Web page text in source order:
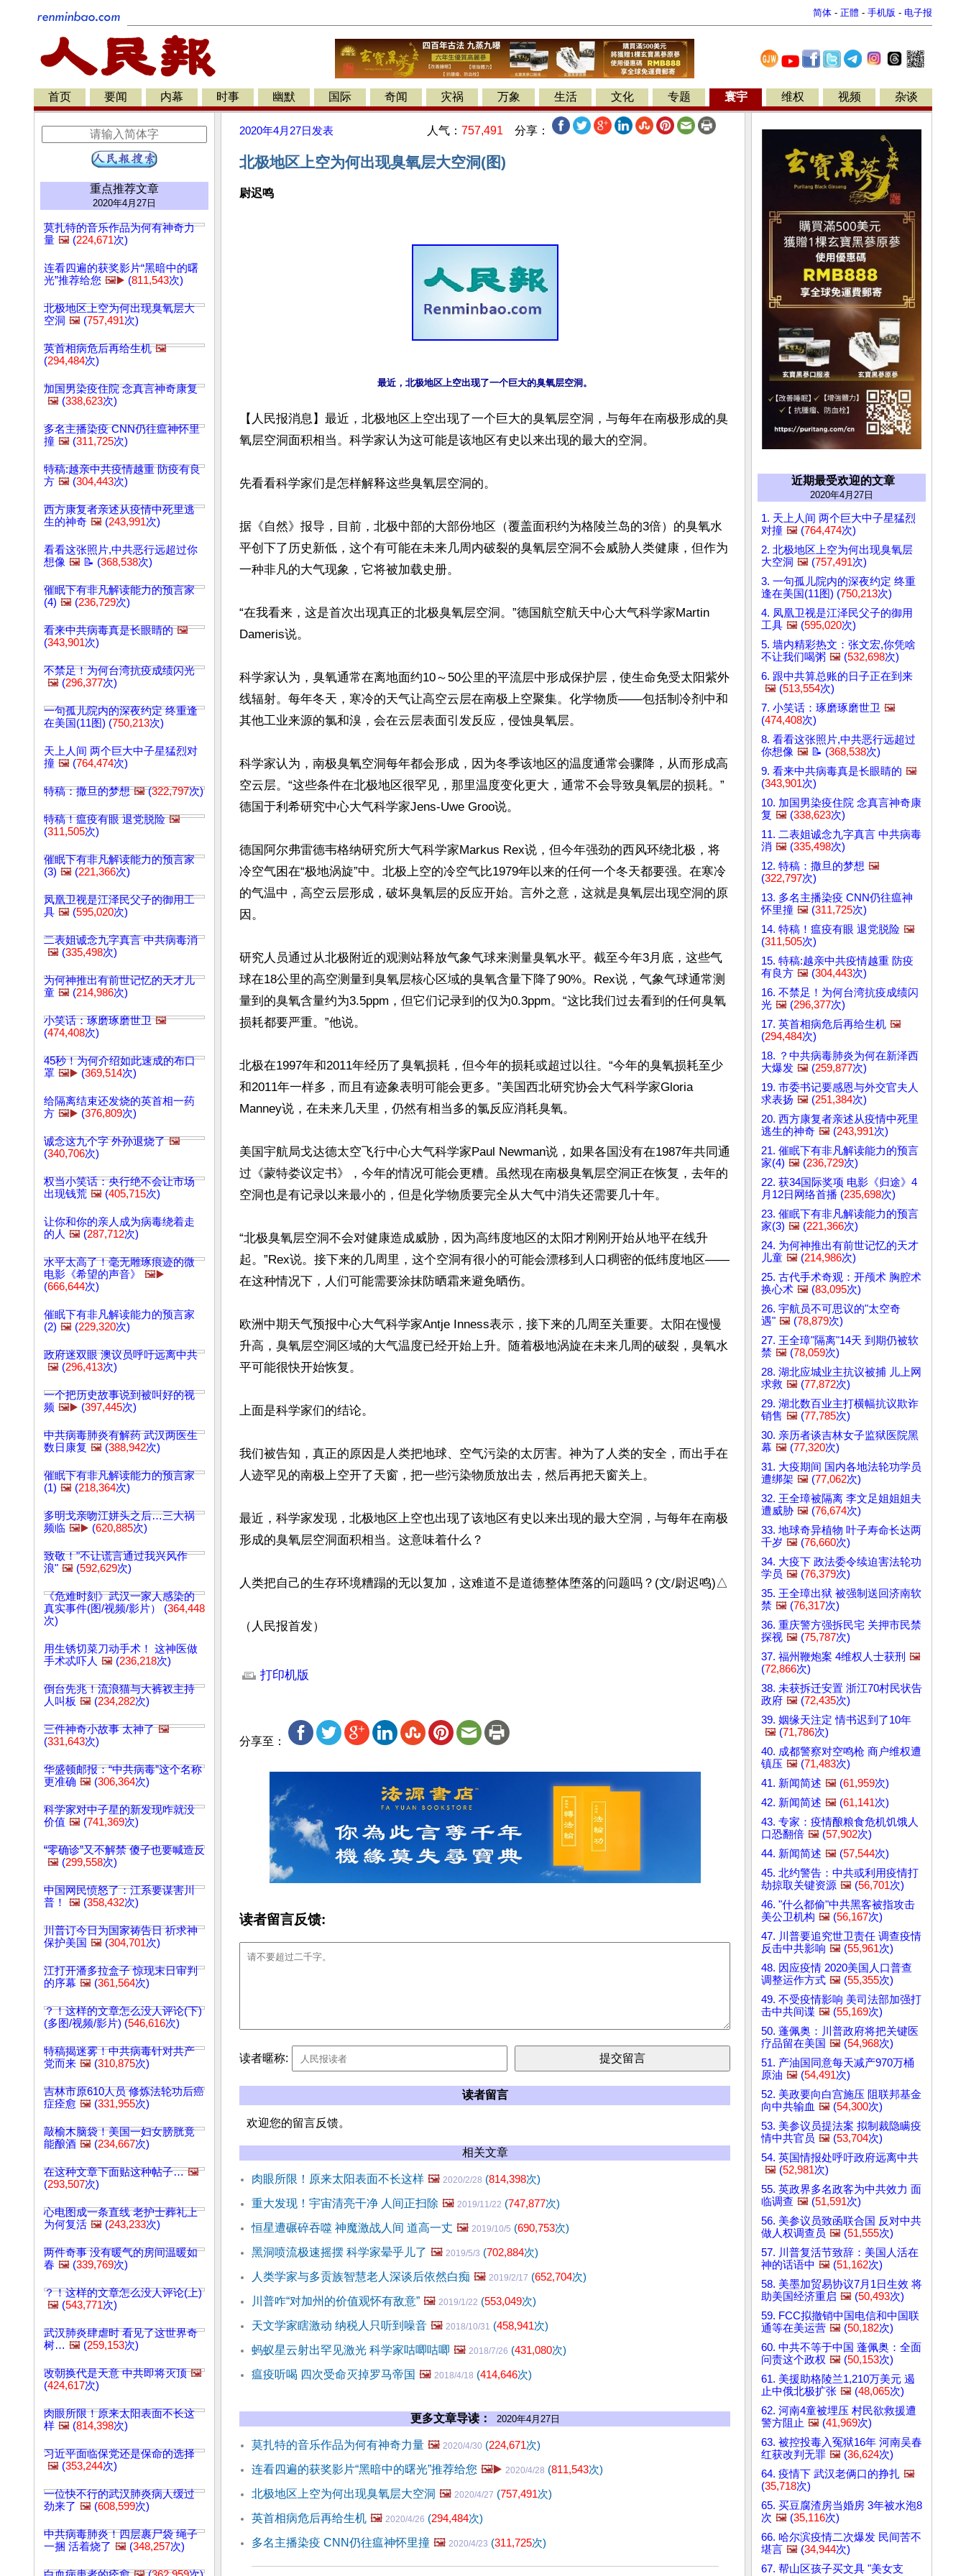
简体 - 正體 - 手机版 - 电子报
首页 要闻 内幕 时事 幽默 国际 奇闻 灾祸 万象 生活 文化 专题 寰宇 维权 视频 杂谈
重点推荐文章
2020年4月27日
莫扎特的音乐作品为何有神奇力
量 🖼️ (224,671次)
连看四遍的获奖影片“黑暗中的曙
光”推荐给您 🖼️▶️ (811,543次)
北极地区上空为何出现臭氧层大
空洞 🖼️ (757,491次)
英首相病危后再给生机 🖼️
(294,484次)
加国男染疫住院 念真言神奇康复
🖼️ (338,623次)
多名主播染疫 CNN仍往瘟神怀里
撞 🖼️ (311,725次)
特稿:越亲中共疫情越重 防疫有良
方 🖼️ (304,443次)
西方康复者亲述从疫情中死里逃
生的神奇 🖼️ (243,991次)
看看这张照片,中共恶行远超过你
想像 🖼️ 📝 (368,538次)
催眠下有非凡解读能力的预言家
(4) 🖼️ (236,729次)
看来中共病毒真是长眼睛的 🖼️
(343,901次)
不禁足！为何台湾抗疫成绩闪光
🖼️ (296,377次)
一句孤儿院内的深夜约定 终重逢
在美国(11图) (750,213次)
天上人间 两个巨大中子星猛烈对
撞 🖼️ (764,474次)
特稿：撒旦的梦想 🖼️(322,797次)
特稿！瘟疫有眼 退党脱险 🖼️
(311,505次)
催眠下有非凡解读能力的预言家
(3) 🖼️ (221,366次)
凤凰卫视是江泽民父子的御用工
具 🖼️ (595,020次)
二表姐诚念九字真言 中共病毒消
🖼️ (335,498次)
为何神推出有前世记忆的天才儿
童 🖼️ (214,986次)
小笑话：琢磨琢磨世卫 🖼️
(474,408次)
45秒！为何介绍如此速成的布口
罩 🖼️▶️ (369,514次)
给隔离结束还发烧的英首相一药
方 🖼️▶️ (376,809次)
诚念这九个字 外孙退烧了 🖼️
(340,706次)
权当小笑话：央行绝不会让市场
出现钱荒 🖼️ (405,715次)
让你和你的亲人成为病毒绕着走
的人 🖼️ (287,712次)
水平太高了！毫无雕琢痕迹的微
电影《希望的声音》
🖼️▶️
(666,644次)
催眠下有非凡解读能力的预言家
(2) 🖼️ (229,320次)
政府迷双眼 澳议员呼吁远离中共
🖼️ (296,413次)
一个把历史故事说到被叫好的视
频 🖼️▶️ (397,445次)
中共病毒肺炎有解药 武汉两医生
数日康复 🖼️ (388,942次)
催眠下有非凡解读能力的预言家
(1) 🖼️ (218,364次)
多明戈亲吻江姘头之后…三大祸
频临 🖼️▶️ (620,885次)
致敬！"不让谎言通过我兴风作
浪" 🖼️ (592,629次)
《危难时刻》武汉一家人感染的
真实事件(图/视频/影片） (364,448
次)
用生锈切菜刀动手术！ 这神医做
手术忒吓人 🖼️ (236,218次)
倒台先兆！流浪猫与大裤衩主持
人叫板 🖼️ (234,282次)
三件神奇小故事 太神了 🖼️
(331,643次)
华盛顿邮报：“中共病毒”这个名称
更准确 🖼️ (306,364次)
科学家对中子星的新发现咋就没
价值 🖼️ (741,369次)
“零确诊”又不解禁 傻子也要喊造反
🖼️ (299,558次)
中国网民愤怒了：江系要谋害川
普！
🖼️ (358,432次)
川普订今日为国家祷告日 祈求神
保护美国 🖼️ (304,701次)
江打开潘多拉盒子 惊现末日审判
的序幕 🖼️ (361,564次)
？！这样的文章怎么没人评论(下)
(多图/视频/影片) (546,616次)
特稿揭迷雾！中共病毒针对共产
党而来 🖼️ (310,875次)
吉林市原610人员 修炼法轮功后癌
症痊愈 🖼️ (331,955次)
敲榆木脑袋！美国一妇女膀胱竟
能酿酒 🖼️ (234,667次)
在这种文章下面贴这种帖子… 🖼️
(293,507次)
心电图成一条直线 老护士葬礼上
为何复活 🖼️ (243,233次)
两件奇事 没有暖气的房间温暖如
春 🖼️ (339,769次)
？！这样的文章怎么没人评论(上)
🖼️ (543,771次)
武汉肺炎肆虐时 看见了这世界奇
树… 🖼️ (259,153次)
改朝换代是天意 中共即将灭顶 🖼️
(424,617次)
肉眼所限！原来太阳表面不长这
样 🖼️ (814,398次)
习近平面临保党还是保命的选择
🖼️ (353,244次)
一位快不行的武汉肺炎病人缓过
劲来了 🖼️ (608,599次)
中共病毒肺炎！四层裹尸袋 绳子
一捆 活着烧了 🖼️ (348,257次)
2020年4月27日 发表 人气： 757,491 分享：
北极地区上空为何出现臭氧层大空洞(图)
尉迟鸣
最近，北极地区上空出现了一个巨大的臭氧层空洞。
【人民报消息】最近，北极地区上空出现了一个巨大的臭氧层空洞，与每年在南极形成的臭
氧层空洞面积相当。科学家认为这可能是该地区有史以来出现的最大的空洞。
先看看科学家们是怎样解释这些臭氧层空洞的。
据《自然》报导，目前，北极中部的大部份地区（覆盖面积约为格陵兰岛的3倍）的臭氧水
平创下了历史新低，这个有可能在未来几周内破裂的臭氧层空洞不会威胁人类健康，但作为
一种非凡的大气现象，它将被加载史册。
“在我看来，这是首次出现真正的北极臭氧层空洞。”德国航空航天中心大气科学家Martin
Dameris说。
科学家认为，臭氧通常在离地面约10～50公里的平流层中形成保护层，使生命免受太阳紫外
线辐射。每年冬天，寒冷的天气让高空云层在南极上空聚集。化学物质——包括制冷剂中和
其他工业来源的氯和溴，会在云层表面引发反应，侵蚀臭氧层。
科学家认为，南极臭氧空洞每年都会形成，因为冬季该地区的温度通常会骤降，从而形成高
空云层。“这些条件在北极地区很罕见，那里温度变化更大，通常不会导致臭氧层的损耗。”
德国于利希研究中心大气科学家Jens-Uwe Groo说。
德国阿尔弗雷德韦格纳研究所大气科学家Markus Rex说，但今年强劲的西风环绕北极，将
冷空气困在“极地涡旋”中。北极上空的冷空气比1979年以来的任何一个冬天都要强。在寒冷
的气温中，高空云层形成，破坏臭氧层的反应开始。言外之意，这就是臭氧层出现空洞的原
因。
研究人员通过从北极附近的观测站释放气象气球来测量臭氧水平。截至今年3月底，这些气
球在18公里的高空测量到臭氧层核心区域的臭氧含量下降了90%。Rex说，气象气球通常测
量到的臭氧含量约为3.5ppm，但它们记录到的仅为0.3ppm。“这比我们过去看到的任何臭氧
损耗都要严重。”他说。
北极在1997年和2011年经历了臭氧损耗，但今年的损耗或超过以往。“今年的臭氧损耗至少
和2011年一样多，而且有迹象表明可能会更多。”美国西北研究协会大气科学家Gloria
Manney说，在未来几天里，仍然有相当多的氯反应消耗臭氧。
美国宇航局戈达德太空飞行中心大气科学家Paul Newman说，如果各国没有在1987年共同通
过《蒙特娄议定书》，今年的情况可能会更糟。虽然现在南极臭氧层空洞正在恢复，去年的
空洞也是有记录以来最小的，但是化学物质要完全从大气中消失还需要几十年。
“北极臭氧层空洞不会对健康造成威胁，因为高纬度地区的太阳才刚刚开始从地平在线升
起。”Rex说。接下来的几周里，这个空洞有很小的可能会漂移到人口稠密的低纬度地区——
在这种情况下，人们可能需要涂抹防晒霜来避免晒伤。
欧洲中期天气预报中心大气科学家Antje Inness表示，接下来的几周至关重要。太阳在慢慢
升高，臭氧层空洞区域的大气温度已经开始上升。随着极地涡旋在未来几周的破裂，臭氧水
平可能很快开始恢复。
上面是科学家们的结论。
我们被告知，真正的原因是人类把地球、空气污染的太厉害。神为了人类的安全，而出手在
人迹罕见的南极上空开了天窗，把一些污染物质放出去，然后再把天窗关上。
最近，科学家发现，北极地区上空也出现了该地区有史以来出现的最大空洞，与每年在南极
形成的臭氧层空洞面积相当。这意味着什么？
人类把自己的生存环境糟蹋的无以复加，这难道不是道德整体堕落的问题吗？(文/尉迟鸣)△
（人民报首发）
打印机版
分享至：
读者留言反馈:
读者暱称:
读者留言
欢迎您的留言反馈。
相关文章
肉眼所限！原来太阳表面不长这样 🖼️ 2020/2/28 (814,398次)
重大发现！宇宙清亮干净 人间正扫除 🖼️ 2019/11/22 (747,877次)
恒星遭碾碎吞噬 神魔激战人间 道高一丈 🖼️ 2019/10/5 (690,753次)
黑洞喷流极速摇摆 科学家晕乎儿了 🖼️ 2019/5/3 (702,884次)
人类学家与多贡族智慧老人深谈后依然白痴 🖼️ 2019/2/17 (652,704次)
川普咋“对加州的价值观怀有敌意” 🖼️ 2019/1/22 (553,049次)
天文学家瞎激动 纳税人只听到噪音 🖼️ 2018/10/31 (458,941次)
蚂蚁星云射出罕见激光 科学家咕唧咕唧 🖼️ 2018/7/26 (431,080次)
瘟疫听喝 四次受命灭掉罗马帝国 🖼️ 2018/4/18 (414,646次)
更多文章导读： 2020年4月27日
莫扎特的音乐作品为何有神奇力量 🖼️ 2020/4/30 (224,671次)
连看四遍的获奖影片“黑暗中的曙光”推荐给您 🖼️▶️ 2020/4/28 (811,543次)
北极地区上空为何出现臭氧层大空洞 🖼️ 2020/4/27 (757,491次)
英首相病危后再给生机 🖼️ 2020/4/26 (294,484次)
多名主播染疫 CNN仍往瘟神怀里撞 🖼️ 2020/4/23 (311,725次)
近期最受欢迎的文章
2020年4月27日
1. 天上人间 两个巨大中子星猛烈
对撞 🖼️ (764,474次)
2. 北极地区上空为何出现臭氧层
大空洞 🖼️ (757,491次)
3. 一句孤儿院内的深夜约定 终重
逢在美国(11图) (750,213次)
4. 凤凰卫视是江泽民父子的御用
工具 🖼️ (595,020次)
5. 墙内精彩热文：张文宏,你凭啥
不让我们喝粥 🖼️ (532,698次)
6. 跟中共算总账的日子正在到来
🖼️ (513,554次)
7. 小笑话：琢磨琢磨世卫 🖼️
(474,408次)
8. 看看这张照片,中共恶行远超过
你想像 🖼️ 📝 (368,538次)
9. 看来中共病毒真是长眼睛的 🖼️
(343,901次)
10. 加国男染疫住院 念真言神奇康
复 🖼️ (338,623次)
11. 二表姐诚念九字真言 中共病毒
消 🖼️ (335,498次)
12. 特稿：撒旦的梦想 🖼️
(322,797次)
13. 多名主播染疫 CNN仍往瘟神
怀里撞 🖼️ (311,725次)
14. 特稿！瘟疫有眼 退党脱险 🖼️
(311,505次)
15. 特稿:越亲中共疫情越重 防疫
有良方 🖼️ (304,443次)
16. 不禁足！为何台湾抗疫成绩闪
光 🖼️ (296,377次)
17. 英首相病危后再给生机 🖼️
(294,484次)
18. ？中共病毒肺炎为何在新泽西
大爆发 🖼️ (259,877次)
19. 市委书记要感恩与外交官夫人
求表扬 🖼️ (251,384次)
20. 西方康复者亲述从疫情中死里
逃生的神奇 🖼️ (243,991次)
21. 催眠下有非凡解读能力的预言
家(4) 🖼️ (236,729次)
22. 获34国际奖项 电影《归途》4
月12日网络首播 (235,698次)
23. 催眠下有非凡解读能力的预言
家(3) 🖼️ (221,366次)
24. 为何神推出有前世记忆的天才
儿童 🖼️ (214,986次)
25. 古代手术奇观：开颅术 胸腔术
换心术 🖼️ (83,095次)
26. 宇航员不可思议的"太空奇
遇" 🖼️ (78,879次)
27. 王全璋"隔离"14天 到期仍被软
禁 🖼️ (78,059次)
28. 湖北应城业主抗议被捕 儿上网
求救 🖼️ (77,872次)
29. 湖北数百业主打横幅抗议欺诈
销售 🖼️ (77,785次)
30. 亲历者谈吉林女子监狱医院黑
幕 🖼️ (77,320次)
31. 大疫期间 国内各地法轮功学员
遭绑架 🖼️ (77,062次)
32. 王全璋被隔离 李文足姐姐姐夫
遭威胁 🖼️ (76,674次)
33. 地球奇异植物 叶子寿命长达两
千岁 🖼️ (76,660次)
34. 大疫下 政法委令续迫害法轮功
学员 🖼️ (76,379次)
35. 王全璋出狱 被强制送回济南软
禁 🖼️ (76,317次)
36. 重庆警方强拆民宅 关押市民禁
探视 🖼️ (75,787次)
37. 福州鞭炮案 4维权人士获刑 🖼️
(72,866次)
38. 未获拆迁安置 浙江70村民状告
政府 🖼️ (72,435次)
39. 姻缘天注定 情书迟到了10年
🖼️ (71,786次)
40. 成都警察对空鸣枪 商户维权遭
镇压 🖼️ (71,483次)
41. 新闻简述 🖼️ (61,959次)
42. 新闻简述 🖼️ (61,141次)
43. 专家：疫情酿粮食危机饥饿人
口恐翻倍 🖼️ (57,902次)
44. 新闻简述 🖼️ (57,544次)
45. 北约警告：中共或利用疫情打
劫掠取关键资源 🖼️ (56,701次)
46. "什么都偷"中共黑客被指攻击
美公卫机构 🖼️ (56,167次)
47. 川普要追究世卫责任 调查疫情
反击中共影响 🖼️ (55,961次)
48. 因应疫情 2020美国人口普查
调整运作方式 🖼️ (55,355次)
49. 不受疫情影响 美司法部加强打
击中共间谍 🖼️ (55,169次)
50. 蓬佩奥：川普政府将把关键医
疗品留在美国 🖼️ (54,968次)
51. 产油国同意每天减产970万桶
原油 🖼️ (54,491次)
52. 美政要向白宫施压 阻联邦基金
向中共输血 🖼️ (54,300次)
53. 美参议员提法案 拟制裁隐瞒疫
情中共官员 🖼️ (53,704次)
54. 英国情报处呼吁政府远离中共
🖼️ (52,981次)
55. 英政界多名政客为中共效力 面
临调查 🖼️ (51,591次)
56. 美参议员致函联合国 反对中共
做人权调查员 🖼️ (51,555次)
57. 川普复活节致辞：美国人活在
神的话语中 🖼️ (51,162次)
58. 美墨加贸易协议7月1日生效 将
助美国经济重启 🖼️ (50,493次)
59. FCC拟撤销中国电信和中国联
通等在美运营 🖼️ (50,182次)
60. 中共不等于中国 蓬佩奥：全面
问责这个政权 🖼️ (50,153次)
61. 美援助格陵兰1,210万美元 遏
止中俄北极扩张 🖼️ (48,065次)
62. 河南4童被埋压 村民欲救援遭
警方阻止 🖼️ (41,969次)
63. 被控投毒入冤狱16年 河南吴春
红获改判无罪 🖼️ (36,624次)
64. 疫情下 武汉老俩口的挣扎 🖼️
(35,718次)
65. 买豆腐渣房当婚房 3年被水泡8
次 🖼️ (35,116次)
66. 哈尔滨疫情二次爆发 民间苦不
堪言 🖼️ (34,944次)
67. 帮山区孩子买文具 "美女支